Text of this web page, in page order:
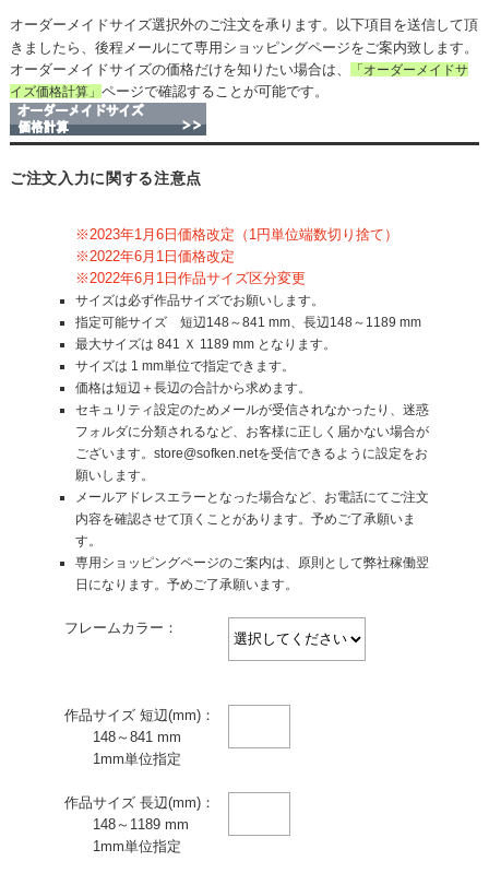
オーダーメイドサイズ選択外のご注文を承ります。以下項目を送信して頂
きましたら、後程メールにて専用ショッピングページをご案内致します。
オーダーメイドサイズの価格だけを知りたい場合は、
「オーダーメイドサ
イズ価格計算」 ページで確認することが可能です。
ご注文入力に関する注意点
※2023年1月6日価格改定（1円単位端数切り捨て）
※2022年6月1日価格改定
※2022年6月1日作品サイズ区分変更
サイズは必ず作品サイズでお願いします。
指定可能サイズ 短辺148～841 mm、長辺148～1189 mm
最大サイズは 841 Ｘ 1189 mm となります。
サイズは 1 mm単位で指定できます。
価格は短辺＋長辺の合計から求めます。
セキュリティ設定のためメールが受信されなかったり、迷惑
フォルダに分類されるなど、お客様に正しく届かない場合が
ございます。store@sofken.netを受信できるように設定をお
願いします。
メールアドレスエラーとなった場合など、お電話にてご注文
内容を確認させて頂くことがあります。予めご了承願いま
す。
専用ショッピングページのご案内は、原則として弊社稼働翌
日になります。予めご了承願います。
フレームカラー：
作品サイズ 短辺(mm)：
148～841 mm
1mm単位指定
作品サイズ 長辺(mm)：
148～1189 mm
1mm単位指定